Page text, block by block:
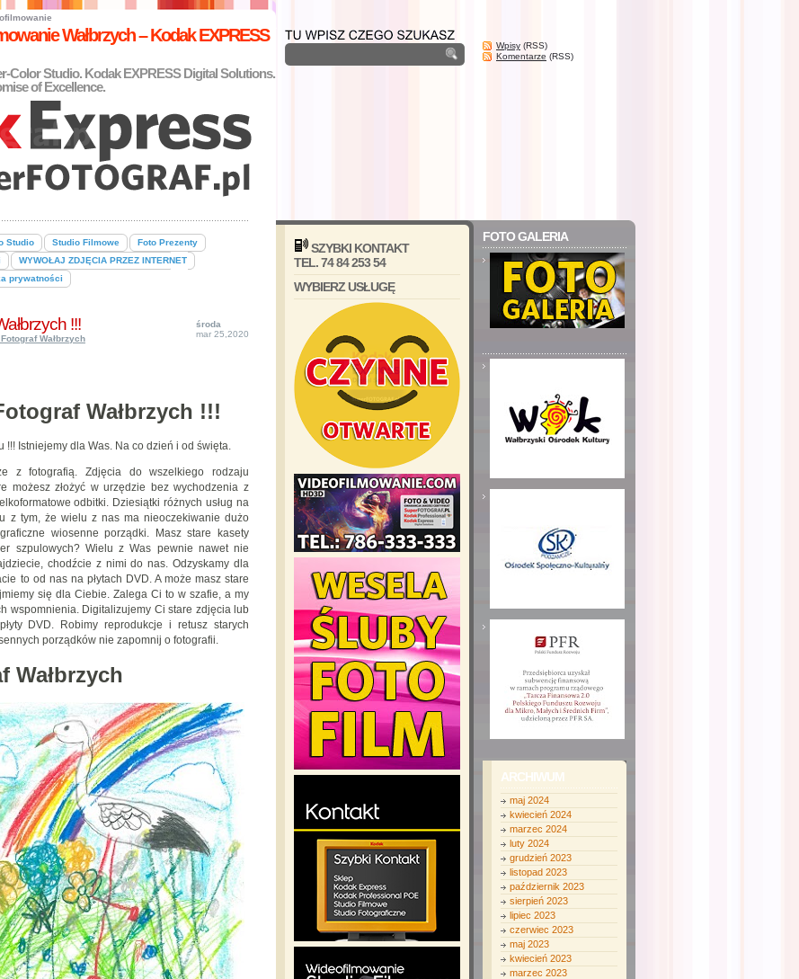
Wałbrzych – Kodak EXPRESS
Color Studio. Kodak EXPRESS Digital Solutions.
of Excellence.
Wpisy (RSS)
Komentarze (RSS)
Studio Studio Filmowe
Foto Prezenty
WYWOŁAJ ZDJĘCIA PRZEZ INTERNET
prywatności
!!!
Wałbrzych
środa
mar 25,2020
Wałbrzych !!!
!!! Istniejemy dla Was. Na co dzień i od święta.
z fotografią. Zdjęcia do wszelkiego rodzaju
możesz złożyć w urzędzie bez wychodzenia z
odbitki. Dziesiątki różnych usług na
z tym, że wielu z nas ma nieoczekiwanie dużo
wiosenne porządki. Masz stare kasety
szpulowych? Wielu z Was pewnie nawet nie
chodźcie z nimi do nas. Odzyskamy dla
to od nas na płytach DVD. A może masz stare
się dla Ciebie. Zalega Ci to w szafie, a my
wspomnienia. Digitalizujemy Ci stare zdjęcia lub
DVD. Robimy reprodukcje i retusz starych
porządków nie zapomnij o fotografii.
Wałbrzych
SZYBKI KONTAKT
TEL. 74 84 253 54
WYBIERZ USŁUGĘ
FOTO GALERIA
ARCHIWUM
maj 2024
kwiecień 2024
marzec 2024
luty 2024
grudzień 2023
listopad 2023
październik 2023
sierpień 2023
lipiec 2023
czerwiec 2023
maj 2023
kwiecień 2023
marzec 2023